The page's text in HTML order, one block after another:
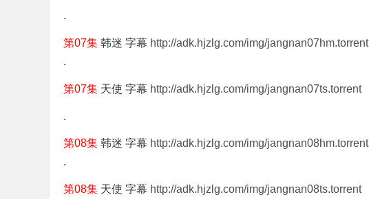
.
第07集 韩迷 字幕 http://adk.hjzlg.com/img/jangnan07hm.torrent
.
第07集 天使 字幕 http://adk.hjzlg.com/img/jangnan07ts.torrent
.
第08集 韩迷 字幕 http://adk.hjzlg.com/img/jangnan08hm.torrent
.
第08集 天使 字幕 http://adk.hjzlg.com/img/jangnan08ts.torrent